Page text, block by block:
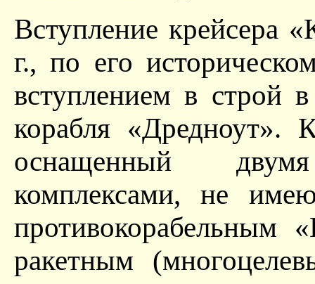
Вступление крейсера
г., по его
вступлением в строй
корабля «Дредноут».
оснащенный
комплексами, не
противокорабельным
ракетным